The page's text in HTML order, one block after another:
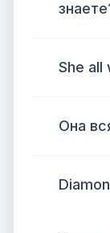
She
Она